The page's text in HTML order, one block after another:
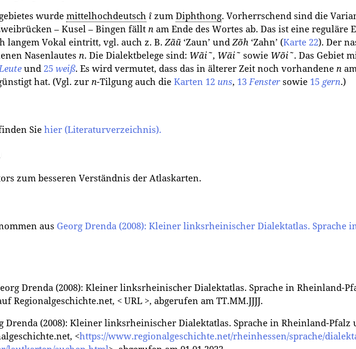
wurde mittelhochdeutsch î zum Diphthong. Vorherrschend sind die
– Kusel – Bingen fällt n am Ende des Wortes ab. Das ist eine reguläre
langem Vokal eintritt, vgl. auch z. B.Zãũ ‘Zaun’ undZõh ‘Zahn’ (Karte 22). Der
Nasenlautes n. Die Dialektbelege sind: Wãi˜, Wäi˜ sowie Wõi˜. Das Gebiet
und 25 weiß. Es wird vermutet, dass das in älterer Zeit noch vorhandene n
hat. (Vgl. zur n-Tilgung auch die Karten 12 uns, 13Fenster sowie 15 gern.)
Sie hier (Literaturverzeichnis).
zum besseren Verständnis der Atlaskarten.
aus Georg Drenda (2008): Kleiner linksrheinischer Dialektatlas. Sprache
Drenda (2008): Kleiner linksrheinischer Dialektatlas. Sprache in Rheinland-
Regionalgeschichte.net, < URL >, abgerufen am TT.MM.JJJJ.
Drenda (2008): Kleiner linksrheinischer Dialektatlas. Sprache in Rheinland-Pfalz
<https://www.regionalgeschichte.net/rheinhessen/sprache/